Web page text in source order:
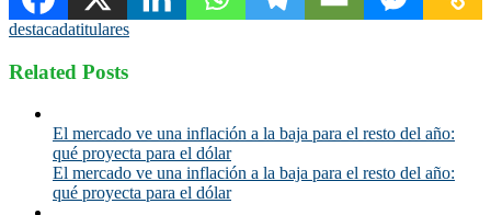
destacadatitulares
Related Posts
El mercado ve una inflación a la baja para el resto del año:
qué proyecta para el dólar
El mercado ve una inflación a la baja para el resto del año:
qué proyecta para el dólar